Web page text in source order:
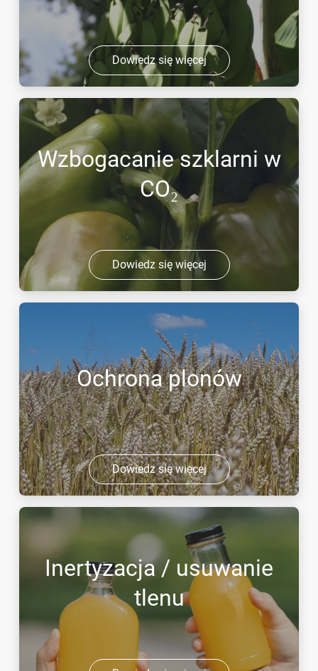
Dowiedz się więcej
Wzbogacanie szklarni w
CO₂
Dowiedz się więcej
Ochrona plonów
Dowiedz się więcej
Inertyzacja / usuwanie
tlenu